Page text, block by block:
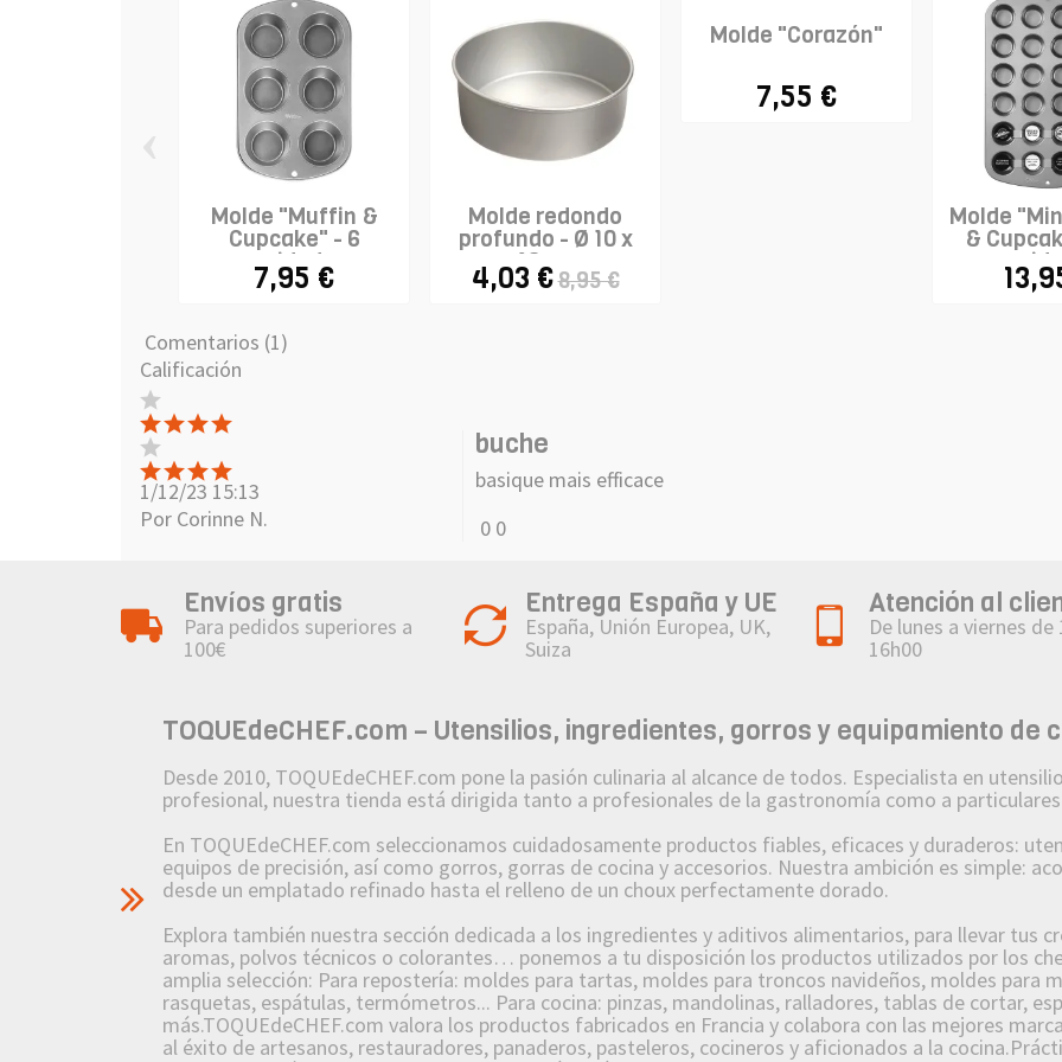
Molde "Muffin &
Cupcake" - 6
cavidades
7,95 €
Molde redondo
profundo - Ø 10 x
10cm
4,03 €8,95 €
Molde "Corazón"
7,55 €
Molde
&
Comentarios (1)
Calificación
1/12/23 15:13
Por Corinne N.
buche
basique mais efficace
0 0
Envíos gratis
Para pedidos superiores a
100€
Entrega España y UE
España, Unión Europea, UK,
Suiza
Atención al
De lunes a viernes de
16h00
TOQUEdeCHEF.com – Utensilios, ingredientes, gorros y equipamiento de
Desde 2010, TOQUEdeCHEF.com pone la pasión culinaria al alcance de todos. Especialista en
profesional, nuestra tienda está dirigida tanto a profesionales de la gastronomía como a
En TOQUEdeCHEF.com seleccionamos cuidadosamente productos fiables, eficaces y duraderos:
equipos de precisión, así como gorros, gorras de cocina y accesorios. Nuestra ambición es simple:
desde un emplatado refinado hasta el relleno de un choux perfectamente dorado.
Explora también nuestra sección dedicada a los ingredientes y aditivos alimentarios, para llevar tus
aromas, polvos técnicos o colorantes… ponemos a tu disposición los productos utilizados por los
amplia selección: Para repostería: moldes para tartas, moldes para troncos navideños, moldes para
rasquetas, espátulas, termómetros... Para cocina: pinzas, mandolinas, ralladores, tablas de cortar,
más.TOQUEdeCHEF.com valora los productos fabricados en Francia y colabora con las mejores
al éxito de artesanos, restauradores, panaderos, pasteleros, cocineros y aficionados a la